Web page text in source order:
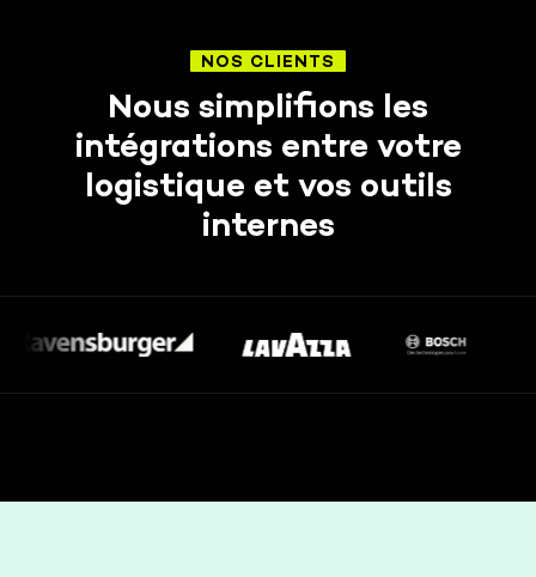
NOS CLIENTS
Nous simplifions les
intégrations entre votre
logistique et vos outils
internes